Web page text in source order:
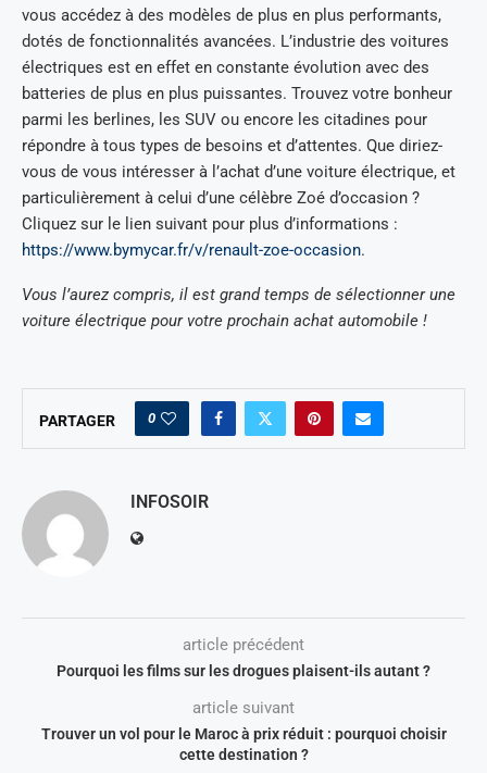
vous accédez à des modèles de plus en plus performants,
dotés de fonctionnalités avancées. L’industrie des voitures
électriques est en effet en constante évolution avec des
batteries de plus en plus puissantes. Trouvez votre bonheur
parmi les berlines, les SUV ou encore les citadines pour
répondre à tous types de besoins et d’attentes. Que diriez-
vous de vous intéresser à l’achat d’une voiture électrique, et
particulièrement à celui d’une célèbre Zoé d’occasion ?
Cliquez sur le lien suivant pour plus d’informations :
https://www.bymycar.fr/v/renault-zoe-occasion.
Vous l’aurez compris, il est grand temps de sélectionner une
voiture électrique pour votre prochain achat automobile !
PARTAGER 0
INFOSOIR
article précédent
Pourquoi les films sur les drogues plaisent-ils autant ?
article suivant
Trouver un vol pour le Maroc à prix réduit : pourquoi choisir
cette destination ?